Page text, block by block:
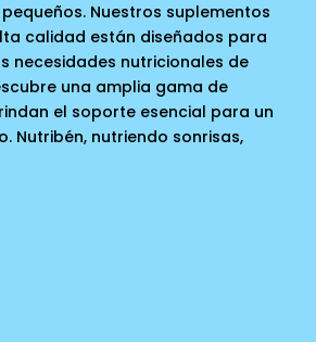
Nuestros suplementos
calidad están diseñados para
necesidades nutricionales de
una amplia gama de
el soporte esencial para un
Nutribén, nutriendo sonrisas,